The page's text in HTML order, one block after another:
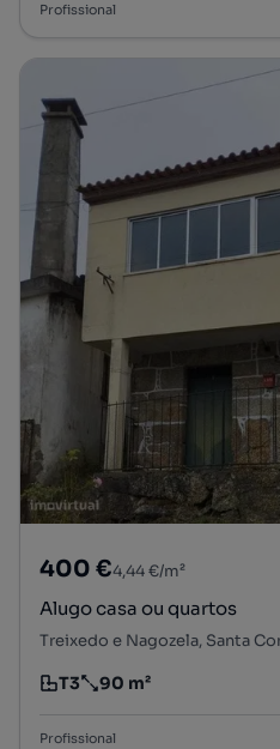
Profissional
400 €4,44 €/m²
Alugo casa ou quartos
Treixedo e Nagozela, Santa
Tipologia
T3
Preço por metro quadrado
90 m²
Profissional